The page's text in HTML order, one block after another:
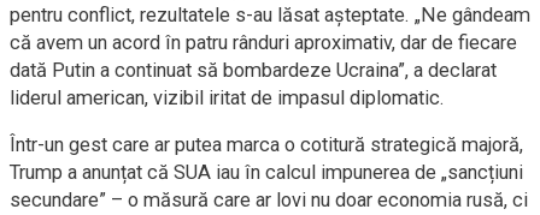
pentru conflict, rezultatele s-au lăsat așteptate. „Ne gândeam
că avem un acord în patru rânduri aproximativ, dar de fiecare
dată Putin a continuat să bombardeze Ucraina”, a declarat
liderul american, vizibil iritat de impasul diplomatic.
Într-un gest care ar putea marca o cotitură strategică majoră,
Trump a anunțat că SUA iau în calcul impunerea de „sancțiuni
secundare” – o măsură care ar lovi nu doar economia rusă, ci